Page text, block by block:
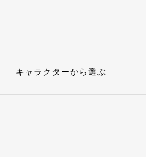
キャラクターから選ぶ